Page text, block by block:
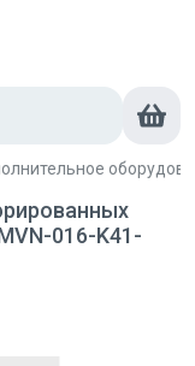
016-K41-